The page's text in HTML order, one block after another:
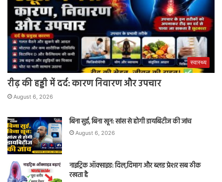
स्वास्थ्य
रीढ़ की हड्डी में दर्द: कारण निवारण और उपचार
August 6, 2026
बिना सुई, बिना खून: सांस से होगी डायबिटीज की जांच
August 6, 2026
नाइट्रिक ऑक्साइड: दिल,दिमाग और ब्लड प्रेशर सब ठीक
रखता है